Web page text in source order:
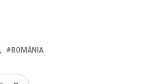
ROMÂNIA